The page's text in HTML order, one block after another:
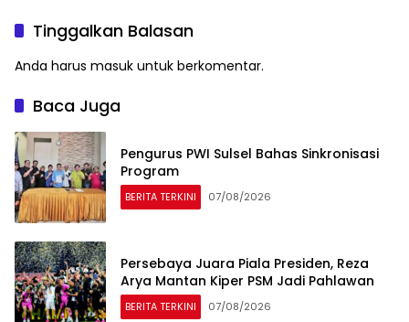
Tinggalkan Balasan
Anda harus masuk untuk berkomentar.
Baca Juga
Pengurus PWI Sulsel Bahas Sinkronisasi
Program
BERITA TERKINI 07/08/2026
Persebaya Juara Piala Presiden, Reza
Arya Mantan Kiper PSM Jadi Pahlawan
BERITA TERKINI 07/08/2026